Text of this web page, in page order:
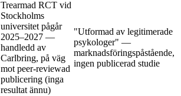
Trearmad RCT vid
Stockholms
universitet pågår
2025–2027 —
handledd av
Carlbring, på väg
mot peer-reviewad
publicering (inga
resultat ännu)
"Utformad av legitimerade
psykologer" —
marknadsföringspåstående,
ingen publicerad studie